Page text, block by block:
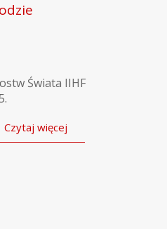
Świata IIHF
Czytaj więcej